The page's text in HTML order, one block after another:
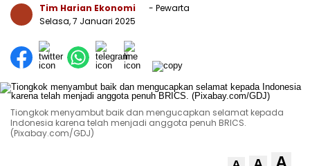
Tim Harian Ekonomi
- Pewarta
Selasa, 7 Januari 2025
Tiongkok menyambut baik dan mengucapkan selamat kepada
Indonesia karena telah menjadi anggota penuh BRICS.
(Pixabay.com/GDJ)